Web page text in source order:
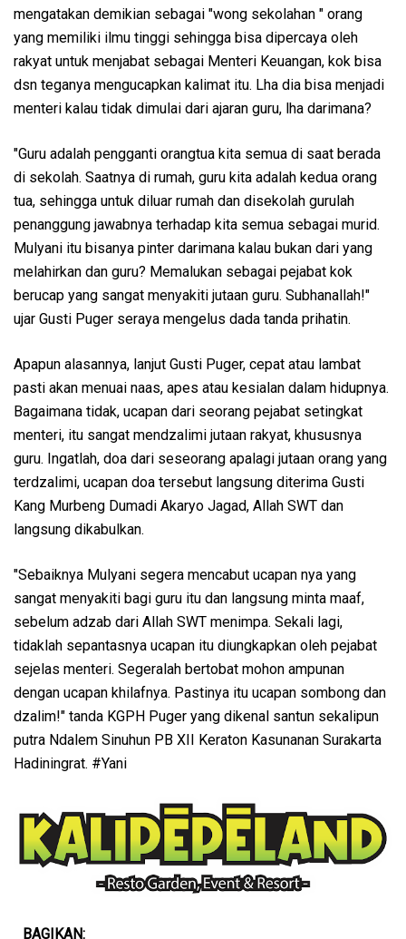
mengatakan demikian sebagai "wong sekolahan " orang
yang memiliki ilmu tinggi sehingga bisa dipercaya oleh
rakyat untuk menjabat sebagai Menteri Keuangan, kok bisa
dsn teganya mengucapkan kalimat itu. Lha dia bisa menjadi
menteri kalau tidak dimulai dari ajaran guru, lha darimana?
"Guru adalah pengganti orangtua kita semua di saat berada
di sekolah. Saatnya di rumah, guru kita adalah kedua orang
tua, sehingga untuk diluar rumah dan disekolah gurulah
penanggung jawabnya terhadap kita semua sebagai murid.
Mulyani itu bisanya pinter darimana kalau bukan dari yang
melahirkan dan guru? Memalukan sebagai pejabat kok
berucap yang sangat menyakiti jutaan guru. Subhanallah!"
ujar Gusti Puger seraya mengelus dada tanda prihatin.
Apapun alasannya, lanjut Gusti Puger, cepat atau lambat
pasti akan menuai naas, apes atau kesialan dalam hidupnya.
Bagaimana tidak, ucapan dari seorang pejabat setingkat
menteri, itu sangat mendzalimi jutaan rakyat, khususnya
guru. Ingatlah, doa dari seseorang apalagi jutaan orang yang
terdzalimi, ucapan doa tersebut langsung diterima Gusti
Kang Murbeng Dumadi Akaryo Jagad, Allah SWT dan
langsung dikabulkan.
"Sebaiknya Mulyani segera mencabut ucapan nya yang
sangat menyakiti bagi guru itu dan langsung minta maaf,
sebelum adzab dari Allah SWT menimpa. Sekali lagi,
tidaklah sepantasnya ucapan itu diungkapkan oleh pejabat
sejelas menteri. Segeralah bertobat mohon ampunan
dengan ucapan khilafnya. Pastinya itu ucapan sombong dan
dzalim!" tanda KGPH Puger yang dikenal santun sekalipun
putra Ndalem Sinuhun PB XII Keraton Kasunanan Surakarta
Hadiningrat. #Yani
BAGIKAN: